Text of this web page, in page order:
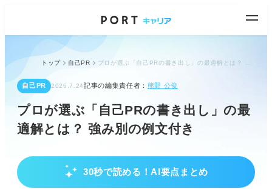
トップ 自己PR
自己PR 2026.7.24記事の編集責任者： 熊野 公俊
プロが選ぶ「自己PRの書き出し」の最
適解とは？ 強み別の例文付き
30秒で読める！AI要点まとめ
自己PRの書き出し｜プロが教える強みが活きる